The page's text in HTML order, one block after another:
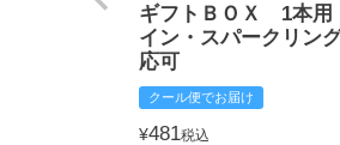
ギフトＢＯＸ 1本
イン・スパークリン
応可
クール便でお届け
¥481税込